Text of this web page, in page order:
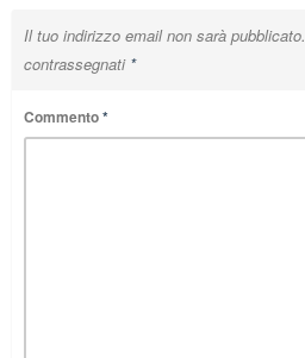
Il tuo indirizzo email non sarà pubblicato.
contrassegnati *
Commento*